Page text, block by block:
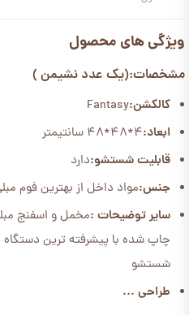
ویژگی های محصول
مشخصات:(یک عدد نشیمن )
کالکشن:Fantasy
ابعاد:4*48*48 سانتیمتر
قابلیت شستشو:دارد
جنس:مواد داخل از بهترین فوم
سایر توضیحات :مخمل و اسفنج
چاپ شده با پیشرفته ترین دستگاه
شستشو
طراحی ...